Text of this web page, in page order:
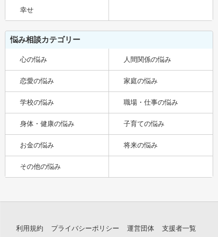
幸せ
悩み相談カテゴリー
心の悩み 人間関係の悩み
恋愛の悩み 家庭の悩み
学校の悩み 職場・仕事の悩み
身体・健康の悩み 子育ての悩み
お金の悩み 将来の悩み
その他の悩み
利用規約 プライバシーポリシー 運営団体 支援者一覧